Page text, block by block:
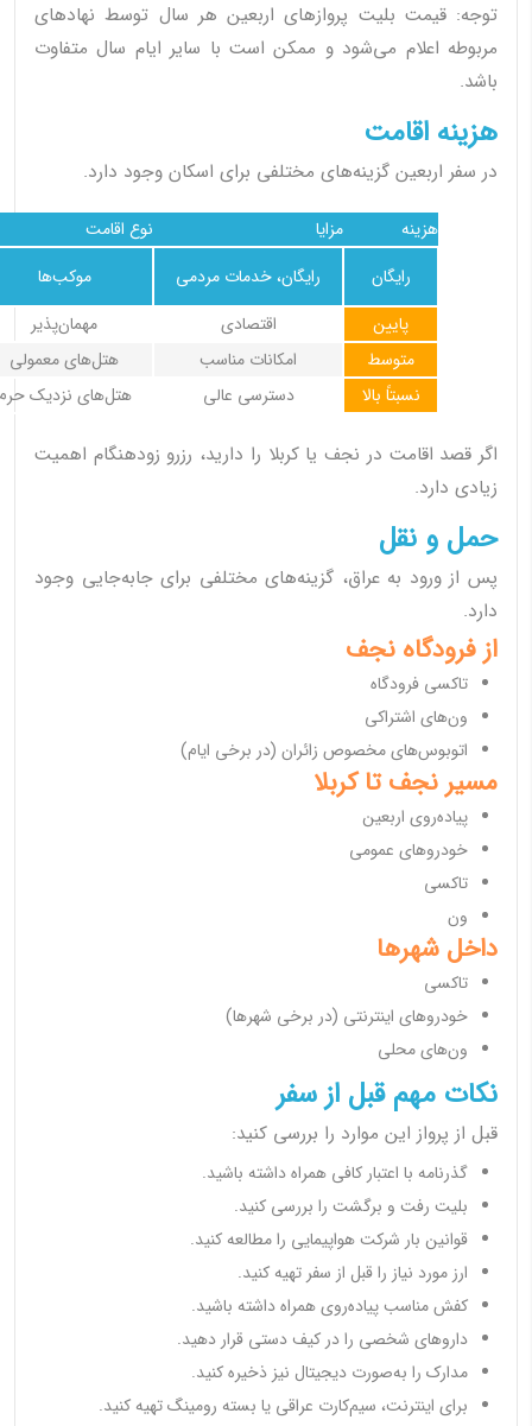
توجه: قیمت بلیت پروازهای اربعین هر سال توسط نهادهای
مربوطه اعلام می‌شود و ممکن است با سایر ایام سال متفاوت
باشد.
هزینه اقامت
در سفر اربعین گزینه‌های مختلفی برای اسکان وجود دارد.
نوع اقامت مزایا
هزینه
موکب‌ها
رایگان، خدمات مردمی
رایگان
مهمان‌پذیر
اقتصادی
پایین
هتل‌های معمولی
امکانات مناسب
متوسط
هتل‌های نزدیک
دسترسی عالی نسبتاً بالا
اگر قصد اقامت در نجف یا کربلا را دارید، رزرو زودهنگام اهمیت
زیادی دارد.
حمل و نقل
پس از ورود به عراق، گزینه‌های مختلفی برای جابه‌جایی وجود
دارد.
از فرودگاه نجف
تاکسی فرودگاه
ون‌های اشتراکی
اتوبوس‌های مخصوص زائران (در برخی ایام)
مسیر نجف تا کربلا
پیاده‌روی اربعین
خودروهای عمومی
تاکسی
ون
داخل شهرها
تاکسی
خودروهای اینترنتی (در برخی شهرها)
ون‌های محلی
نکات مهم قبل از سفر
قبل از پرواز این موارد را بررسی کنید:
گذرنامه با اعتبار کافی همراه داشته باشید.
بلیت رفت و برگشت را بررسی کنید.
قوانین بار شرکت هواپیمایی را مطالعه کنید.
ارز مورد نیاز را قبل از سفر تهیه کنید.
کفش مناسب پیاده‌روی همراه داشته باشید.
داروهای شخصی را در کیف دستی قرار دهید.
مدارک را به‌صورت دیجیتال نیز ذخیره کنید.
برای اینترنت، سیم‌کارت عراقی یا بسته رومینگ تهیه کنید.